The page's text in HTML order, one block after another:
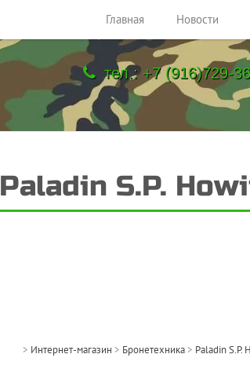
Главная Новости
тел.: +7 (916)729-
Paladin S.P.
> Интернет-магазин > Бронетехника> Paladin S.P.